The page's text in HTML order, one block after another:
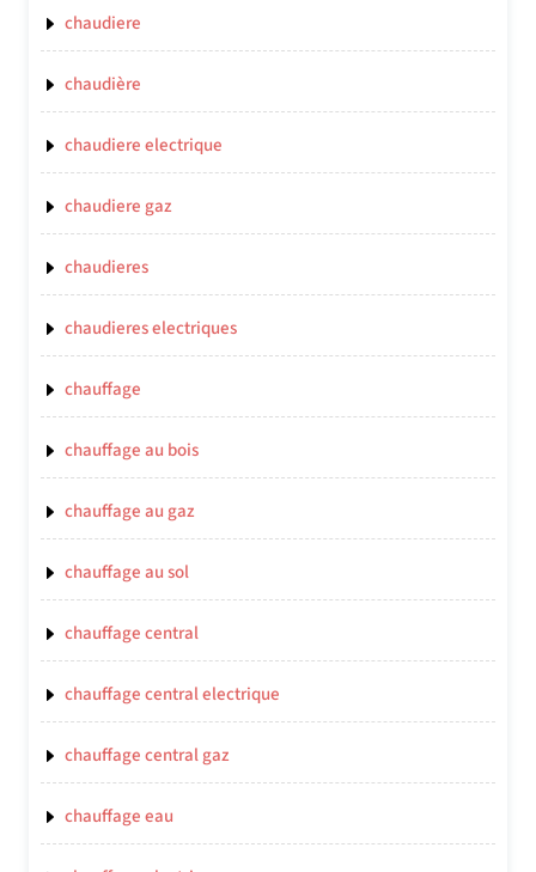
chaudiere
chaudière
chaudiere electrique
chaudiere gaz
chaudieres
chaudieres electriques
chauffage
chauffage au bois
chauffage au gaz
chauffage au sol
chauffage central
chauffage central electrique
chauffage central gaz
chauffage eau